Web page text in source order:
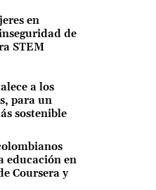
en
de
STEM
a los
para un
sostenible
educación en
Coursera y